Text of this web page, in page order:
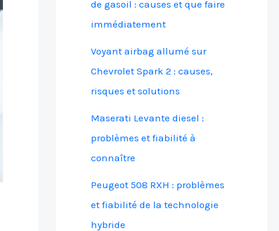
de gasoil : causes et que faire
immédiatement
Voyant airbag allumé sur
Chevrolet Spark 2 : causes,
risques et solutions
Maserati Levante diesel :
problèmes et fiabilité à
connaître
Peugeot 508 RXH : problèmes
et fiabilité de la technologie
hybride